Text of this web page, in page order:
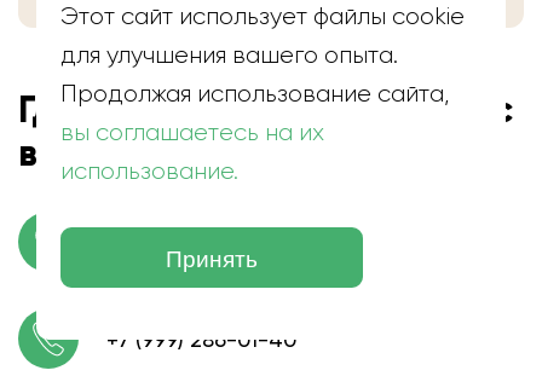
Где находится скупка волос
в Белокурихе
г. Белокуриха, ул. Ак. Мясникова
+7 (999) 286-01-40
Этот сайт использует файлы cookie
для улучшения вашего опыта.
Продолжая использование сайта,
вы соглашаетесь на их
использование.
Принять